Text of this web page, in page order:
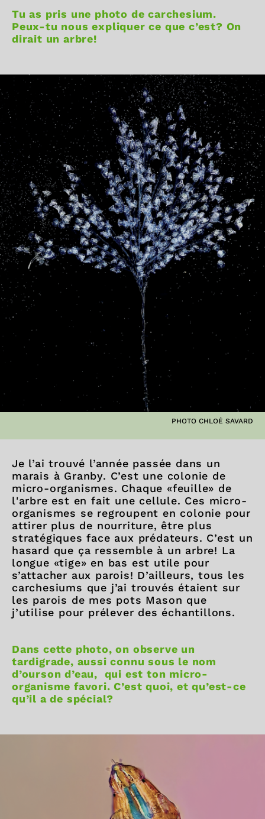
Tu as pris une photo de carchesium.
Peux-tu nous expliquer ce que c’est? On
dirait un arbre!
PHOTO CHLOÉ SAVARD
Je l’ai trouvé l’année passée dans un
marais à Granby. C’est une colonie de
micro-organismes. Chaque «feuille» de
l'arbre est en fait une cellule. Ces micro-
organismes se regroupent en colonie pour
attirer plus de nourriture, être plus
stratégiques face aux prédateurs. C’est un
hasard que ça ressemble à un arbre! La
longue «tige» en bas est utile pour
s’attacher aux parois! D’ailleurs, tous les
carchesiums que j’ai trouvés étaient sur
les parois de mes pots Mason que
j’utilise pour prélever des échantillons.
Dans cette photo, on observe un
tardigrade, aussi connu sous le nom
d’ourson d’eau, qui est ton micro-
organisme favori. C’est quoi, et qu’est-ce
qu’il a de spécial?